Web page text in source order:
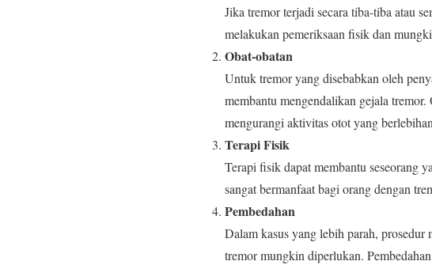
Jika tremor terjadi secara tiba-tiba atau
melakukan pemeriksaan fisik dan
Obat-obatan
Untuk tremor yang disebabkan oleh
membantu mengendalikan gejala
mengurangi aktivitas otot yang
Terapi Fisik
Terapi fisik dapat membantu seseorang
sangat bermanfaat bagi orang dengan
Pembedahan
Dalam kasus yang lebih parah,
tremor mungkin diperlukan.